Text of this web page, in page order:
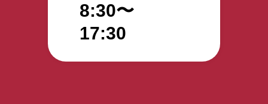
8:30〜
17:30